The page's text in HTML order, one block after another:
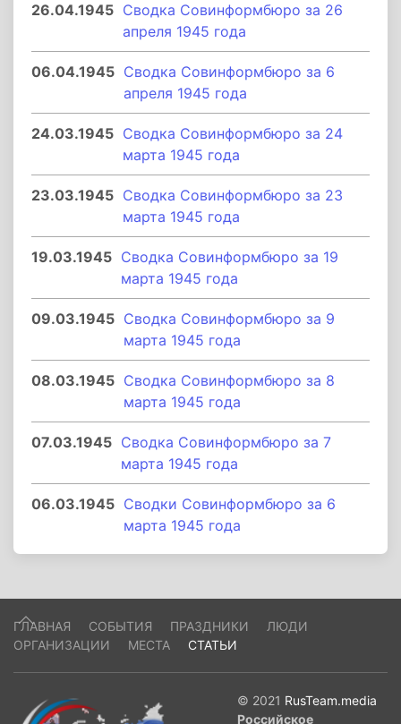
26.04.1945 Сводка Совинформбюро за 26
апреля 1945 года
06.04.1945 Сводка Совинформбюро за 6
апреля 1945 года
24.03.1945 Сводка Совинформбюро за 24
марта 1945 года
23.03.1945 Сводка Совинформбюро за 23
марта 1945 года
19.03.1945 Сводка Совинформбюро за 19
марта 1945 года
09.03.1945 Сводка Совинформбюро за 9
марта 1945 года
08.03.1945 Сводка Совинформбюро за 8
марта 1945 года
07.03.1945 Сводка Совинформбюро за 7
марта 1945 года
06.03.1945 Сводки Совинформбюро за 6
марта 1945 года
ГЛАВНАЯ СОБЫТИЯ ПРАЗДНИКИ
ЛЮДИ
ОРГАНИЗАЦИИ
МЕСТА СТАТЬИ
© 2021 RusTeam.media
Российское